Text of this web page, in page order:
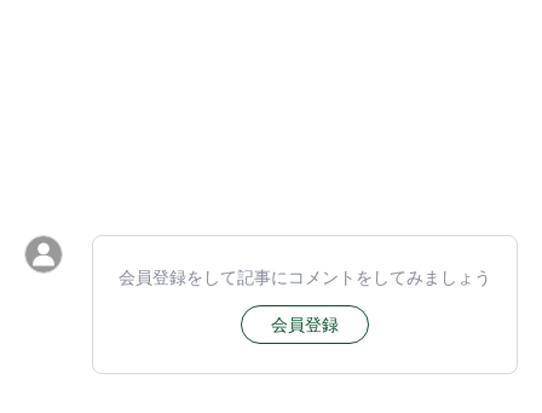
会員登録をして記事にコメントをしてみましょう
会員登録